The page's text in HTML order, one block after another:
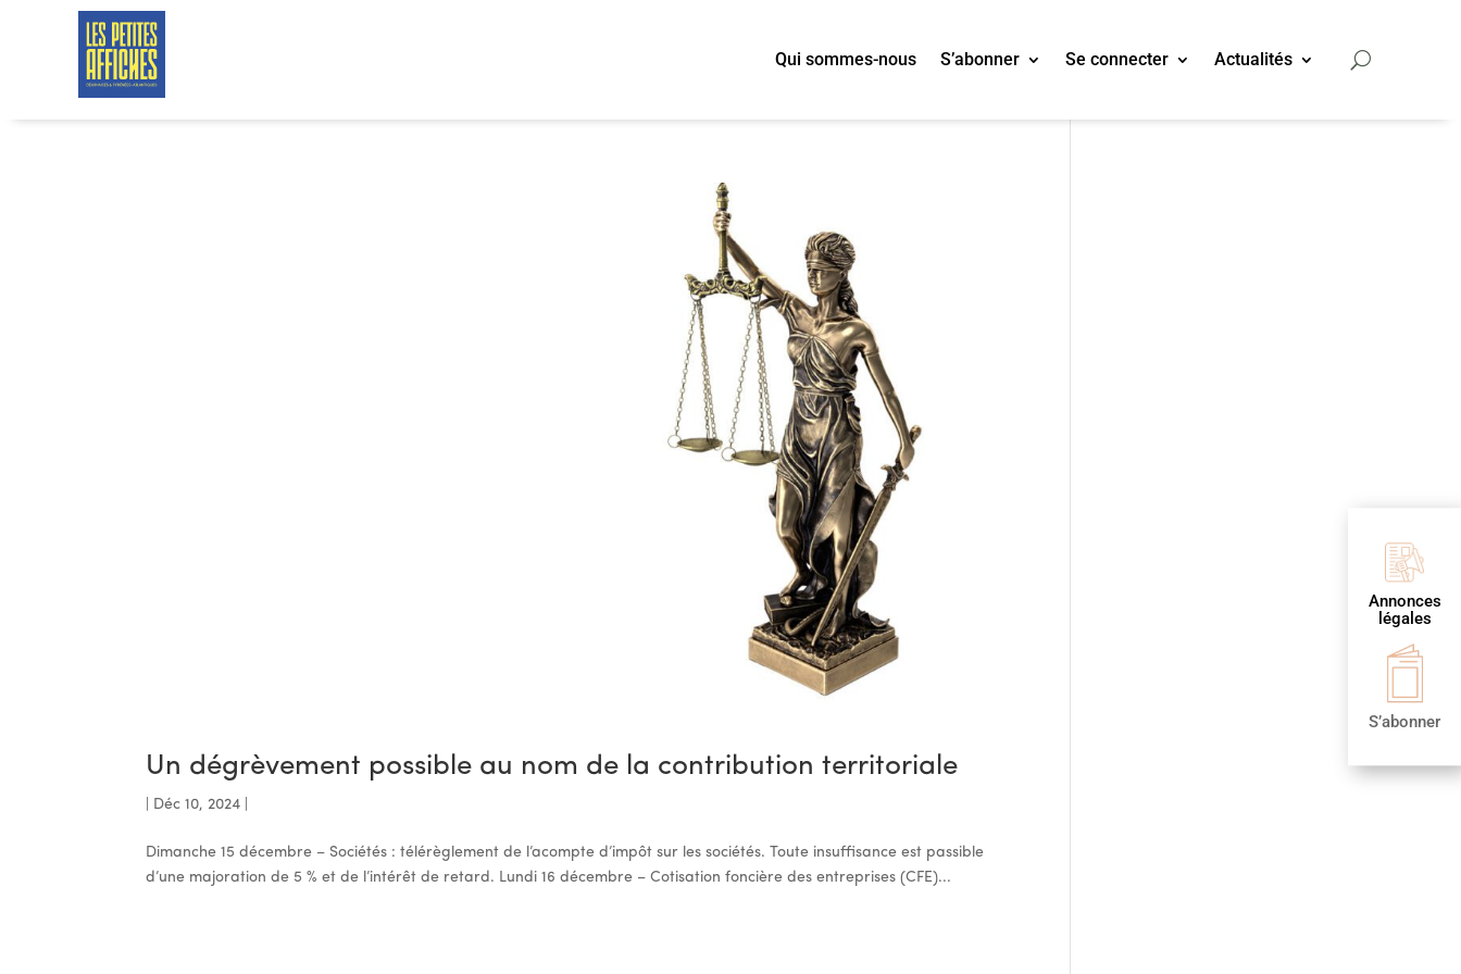
Qui sommes-nous S’abonner Se connecter Actualités
Annonces
légales
S’abonner
Un dégrèvement possible au nom de la contribution territoriale
Déc 10, 2024
Dimanche 15 décembre – Sociétés : télérèglement de l’acompte d’impôt sur les sociétés. Toute insuffisance est passible
d’une majoration de 5 % et de l’intérêt de retard. Lundi 16 décembre – Cotisation foncière des entreprises (CFE)...